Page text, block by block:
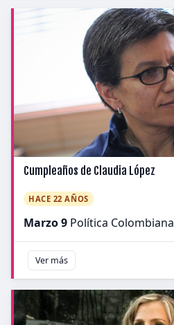
Cumpleaños de Claudia López
HACE 22 AÑOS
Marzo 9 Política Colombiana
Ver más